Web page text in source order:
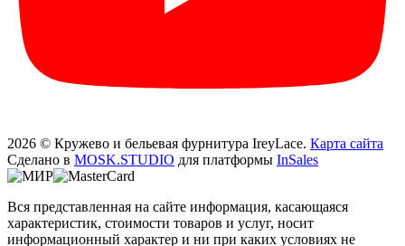
2026 © Кружево и бельевая фурнитура IreyLace. Карта сайта
Сделано в MOSK.STUDIO для платформы InSales
Вся представленная на сайте информация, касающаяся
характеристик, стоимости товаров и услуг, носит
информационный характер и ни при каких условиях не